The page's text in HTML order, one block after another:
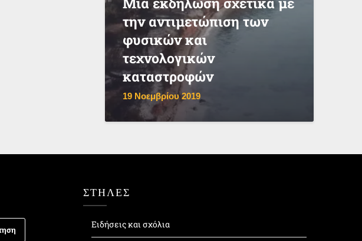
την αντιμετώπιση των
φυσικών και
τεχνολογικών
καταστροφών
19 Νοεμβρίου 2019
ΣΤΗΛΕΣ
Ειδήσεις και σχόλια